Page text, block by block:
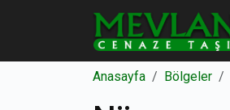
Anasayfa Bölgeler